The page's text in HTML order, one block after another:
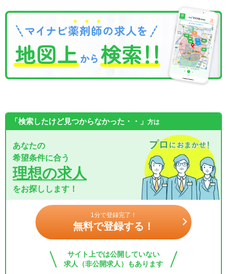
「検索したけど見つからなかった・・」 方は
あなたの
希望条件に合う
理想の求人
をお探しします！
1分で登録完了！
無料で登録する！
サイト上では公開していない
求人（非公開求人）もあります